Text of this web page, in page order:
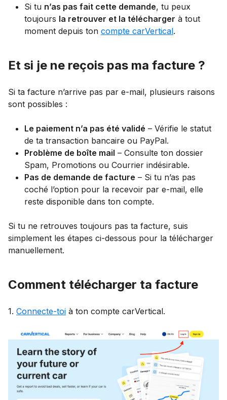
Si tu n’as pas fait cette demande, tu peux
toujours la retrouver et la télécharger à tout
moment depuis ton compte carVertical.
Et si je ne reçois pas ma facture ?
Si ta facture n’arrive pas par e-mail, plusieurs raisons
sont possibles :
Le paiement n’a pas été validé – Vérifie le statut
de ta transaction bancaire ou PayPal.
Problème de boîte mail – Consulte ton dossier
Spam, Promotions ou Courrier indésirable.
Pas de demande de facture – Si tu n’as pas
coché l’option pour la recevoir par e-mail, elle
reste disponible dans ton compte.
Si tu ne retrouves toujours pas ta facture, suis
simplement les étapes ci-dessous pour la télécharger
manuellement.
Comment télécharger ta facture
1. Connecte-toi à ton compte carVertical.